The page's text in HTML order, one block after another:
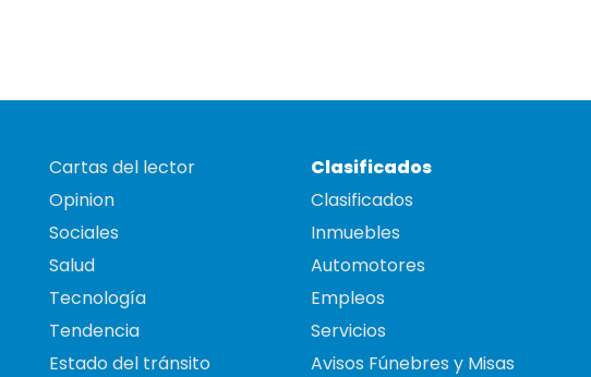
Cartas del lector
Opinion
Sociales
Salud
Tecnología
Tendencia
Estado del tránsito
Clasificados
Clasificados
Inmuebles
Automotores
Empleos
Servicios
Avisos Fúnebres y Misas